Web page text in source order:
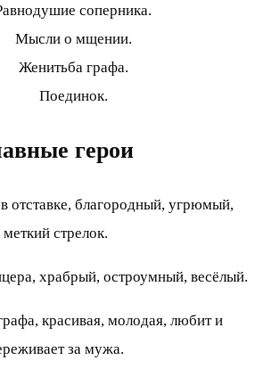
соперника.
Мысли о мщении.
Женитьба графа.
Поединок.
герои
отставке, благородный, угрюмый,
меткий стрелок.
храбрый, остроумный, весёлый.
красивая, молодая, любит и
за мужа.